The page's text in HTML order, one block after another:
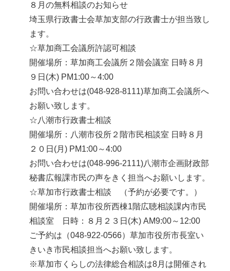
８月の無料相談のお知らせ
埼玉県行政書士会草加支部の行政書士が担当致し
ます。
☆草加商工会議所許認可相談
開催場所：草加商工会議所２階会議室 日時８月
９日(木) PM1:00～4:00
お問い合わせは(048-928-8111)草加商工会議所へ
お願い致します。
☆八潮市行政書士相談
開催場所：八潮市役所２階市民相談室 日時８月
２０日(月) PM1:00～4:00
お問い合わせは(048-996-2111)八潮市企画財政部
秘書広報課市民の声をきく担当へお願いします。
☆草加市行政書士相談 （予約が必要です。）
開催場所：草加市役所西棟1階広聴相談課内市民
相談室 日時：８月２３日(木) AM9:00～12:00
ご予約は（048-922-0566）草加市役所市長室い
きいき市民相談担当へお願い致します。
※草加市くらしの法律総合相談は8月は開催され